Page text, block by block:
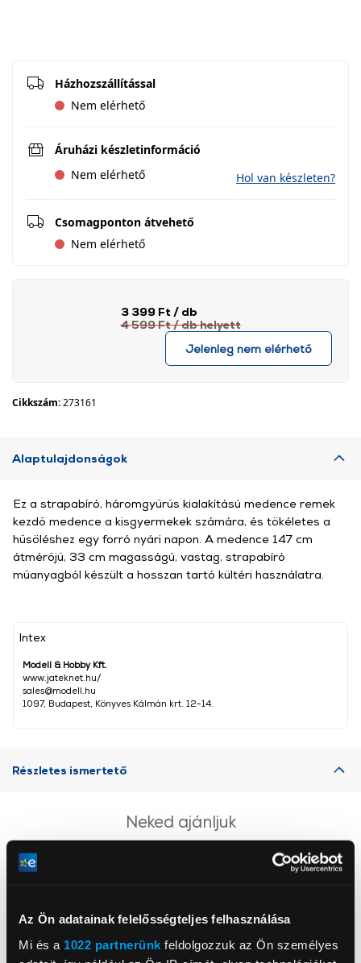
Az Ön adatainak felelősségteljes felhasználása
Mi és a 1022 partnerünk feldolgozzuk az Ön személyes
Házhozszállítással
Nem elérhető
Áruházi készletinformáció
Nem elérhető
Hol van készleten?
Csomagponton átvehető
Nem elérhető
3 399 Ft / db
4 599 Ft/ dbhelyett
Jelenleg nem elérhető
Cikkszám:273161
Alaptulajdonságok
Intex
Modell & Hobby Kft.
www.jateknet.hu/
sales@modell.hu
1097, Budapest, Könyves Kálmán krt. 12-14.
Ez a strapabíró, háromgyűrűs kialakítású medence remek
kezdő medence a kisgyermekek számára, és tökéletes a
hűsöléshez egy forró nyári napon. A medence 147 cm
átmérőjű, 33 cm magasságú, vastag, strapabíró
műanyagból készült a hosszan tartó kültéri használatra.
Részletes ismertető
Neked ajánljuk